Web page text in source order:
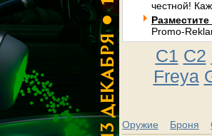
честной!
Promo-
C1 C2
Freya
Оружие Броня